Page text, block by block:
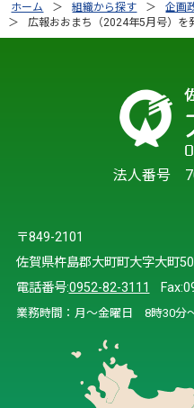
ホーム 組織から探す
企画
広報おおまち（2024年5月号）を
法人番号
〒849-2101
佐賀県杵島郡大町町大字大町
電話番号:0952-82-3111
業務時間：月～金曜日 8時30分